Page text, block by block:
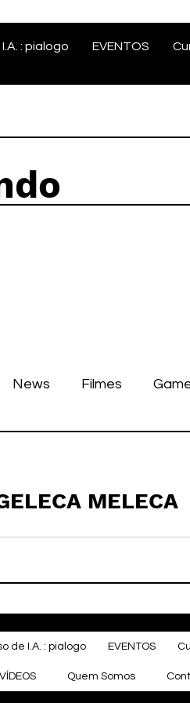
: pialogo EVENTOS
News Filmes
MELECA
de I.A. : pialogo EVENTOS
VÍDEOS Quem Somos